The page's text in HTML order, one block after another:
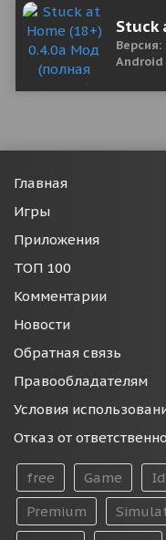
Stuck
Версия:
Android
Главная
Игры
Приложения
ТОП 100
Комментарии
Новости
Обратная связь
Правообладателям
Условия
Отказ от
free Game
Premium